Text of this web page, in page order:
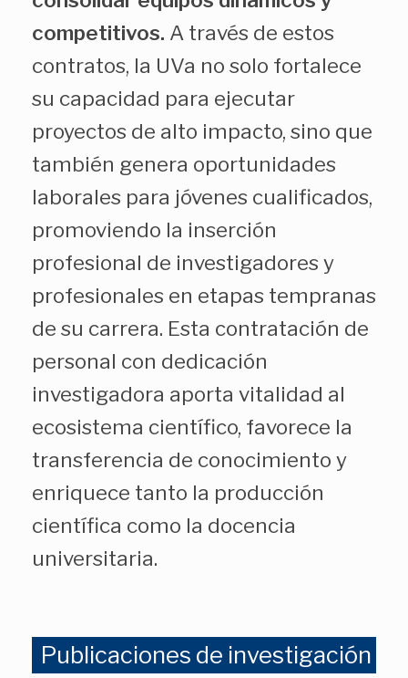
competitivos. A través de estos
contratos, la UVa no solo fortalece
su capacidad para ejecutar
proyectos de alto impacto, sino que
también genera oportunidades
laborales para jóvenes cualificados,
promoviendo la inserción
profesional de investigadores y
profesionales en etapas tempranas
de su carrera. Esta contratación de
personal con dedicación
investigadora aporta vitalidad al
ecosistema científico, favorece la
transferencia de conocimiento y
enriquece tanto la producción
científica como la docencia
universitaria.
Publicaciones de investigación